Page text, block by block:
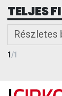
TELJES
Részletes
1/1